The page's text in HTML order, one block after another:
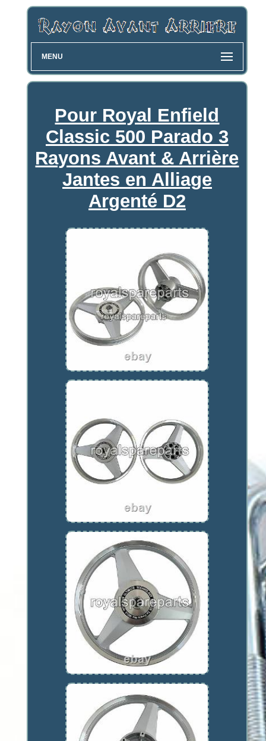
MENU
Pour Royal Enfield
Classic 500 Parado 3
Rayons Avant & Arrière
Jantes en Alliage
Argenté D2